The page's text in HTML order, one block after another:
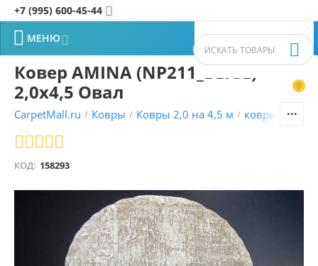
+7 (995) 600-45-44 
0


 МЕНЮ
Ковер AMINA (NP211_BEIGE)
2,0х4,5 Овал
CarpetMall.ru / Ковры / Ковры 2,0 на 4,5 м / ковры
КОД: 158293